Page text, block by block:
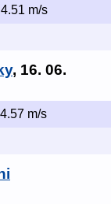
m/s
, 16. 06.
m/s